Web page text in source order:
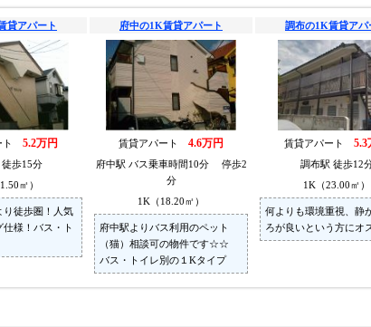
貸アパート
ト 5.2万円
歩15分
㎡）
り徒歩圏！人気
様！バス・ト
府中の1K賃貸アパート
賃貸アパート 4.6万円
府中駅 バス乗車時間10分 停歩2
分
1K（18.20㎡）
府中駅よりバス利用のペット
（猫）相談可の物件です☆☆
バス・トイレ別の１Kタイプ
調布の1K賃貸アパ
賃貸アパート 5.3
調布駅 徒歩12
1K（23.00㎡）
何よりも環境重視、静
ろが良いという方にオ